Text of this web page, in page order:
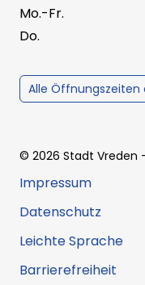
Mo.-Fr.
Do.
Alle Öffnungszeiten
© 2026 Stadt Vreden
Impressum
Datenschutz
Leichte Sprache
Barrierefreiheit